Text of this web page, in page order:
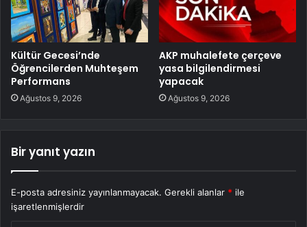
Kültür Gecesi’nde
Öğrencilerden Muhteşem
Performans
Ağustos 9, 2026
AKP muhalefete çerçeve
yasa bilgilendirmesi
yapacak
Ağustos 9, 2026
Bir yanıt yazın
E-posta adresiniz yayınlanmayacak. Gerekli alanlar * ile
işaretlenmişlerdir